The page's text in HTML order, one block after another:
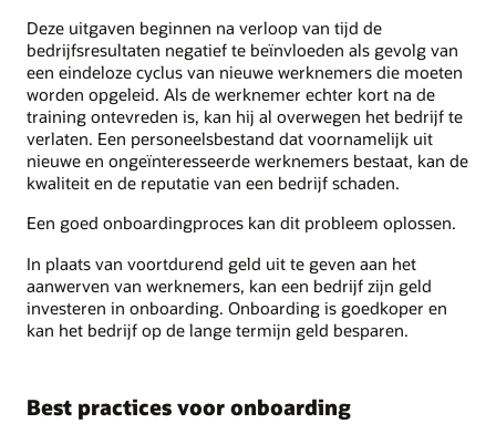
Deze uitgaven beginnen na verloop van tijd de
bedrijfsresultaten negatief te beïnvloeden als gevolg van
een eindeloze cyclus van nieuwe werknemers die moeten
worden opgeleid. Als de werknemer echter kort na de
training ontevreden is, kan hij al overwegen het bedrijf te
verlaten. Een personeelsbestand dat voornamelijk uit
nieuwe en ongeïnteresseerde werknemers bestaat, kan de
kwaliteit en de reputatie van een bedrijf schaden.
Een goed onboardingproces kan dit probleem oplossen.
In plaats van voortdurend geld uit te geven aan het
aanwerven van werknemers, kan een bedrijf zijn geld
investeren in onboarding. Onboarding is goedkoper en
kan het bedrijf op de lange termijn geld besparen.
Best practices voor onboarding